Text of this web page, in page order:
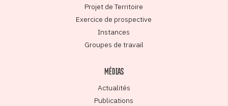
Projet de Territoire
Exercice de prospective
Instances
Groupes de travail
MÉDIAS
Actualités
Publications